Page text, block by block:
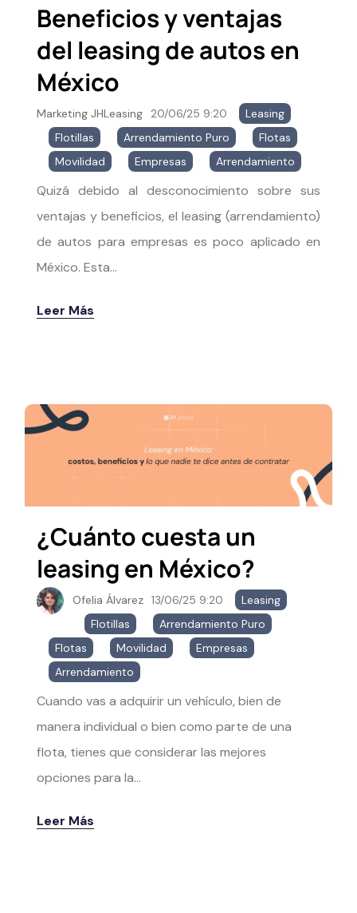
Beneficios y ventajas
del leasing de autos en
México
Marketing JHLeasing 20/06/25 9:20 Leasing
Flotillas
Arrendamiento Puro Flotas
Movilidad
Empresas Arrendamiento
Quizá debido al desconocimiento sobre sus
ventajas y beneficios, el leasing (arrendamiento)
de autos para empresas es poco aplicado en
México. Esta...
Leer Más
¿Cuánto cuesta un
leasing en México?
Ofelia Álvarez 13/06/25 9:20 Leasing
Flotillas
Arrendamiento Puro
Flotas
Movilidad Empresas
Arrendamiento
Cuando vas a adquirir un vehículo, bien de
manera individual o bien como parte de una
flota, tienes que considerar las mejores
opciones para la...
Leer Más